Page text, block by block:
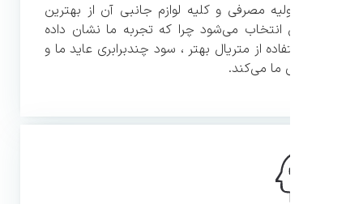
مصرفی و کلیه لوازم جانبی آن از بهترین
انتخاب می‌شود چرا که تجربه ما نشان داده
از متریال بهتر ، سود چندبرابری عاید ما و